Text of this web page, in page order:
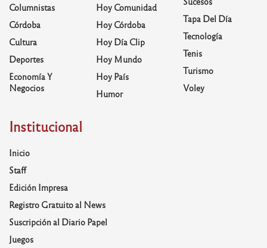
Columnistas
Córdoba
Cultura
Deportes
Economía Y
Negocios
Hoy Comunidad
Hoy Córdoba
Hoy Día Clip
Hoy Mundo
Hoy País
Humor
Tapa Del Día
Tecnología
Tenis
Turismo
Voley
Institucional
Inicio
Staff
Edición Impresa
Registro Gratuito al News
Suscripción al Diario Papel
Juegos